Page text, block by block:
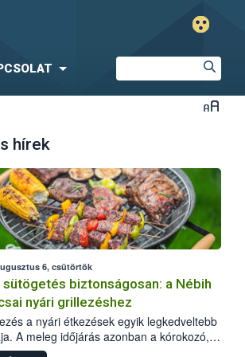
hírek
6, csütörtök
sütögetés biztonságosan: a Nébih
nyári grillezéshez
a nyári étkezések egyik legkedveltebb
A meleg időjárás azonban a kórokozó,
okozó baktériumok gyorsabb